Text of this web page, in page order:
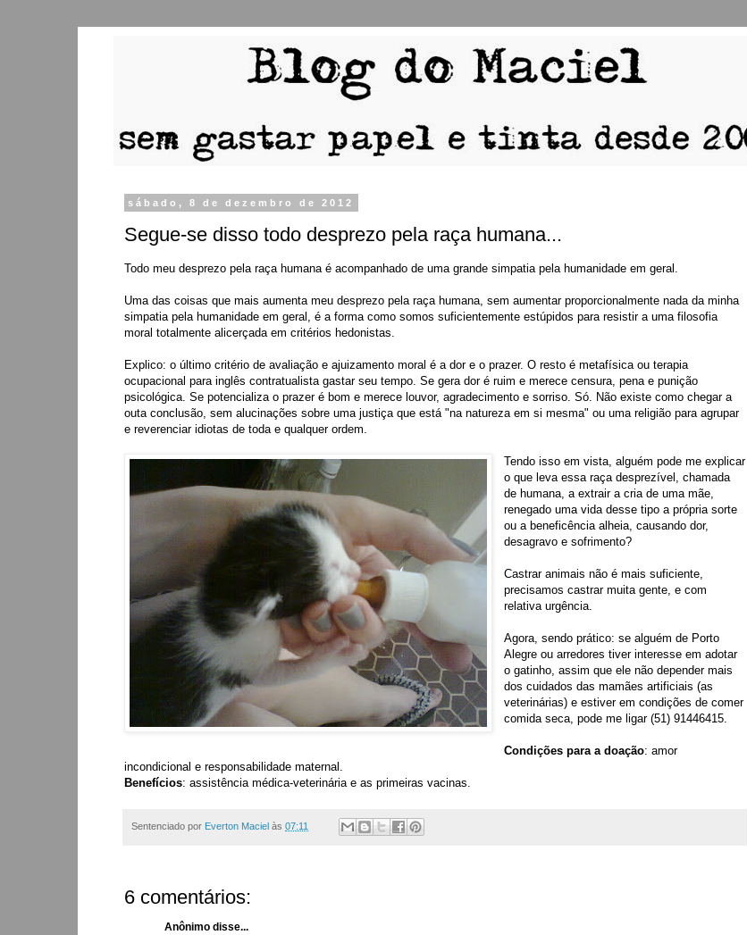
sábado, 8 de dezembro de 2012
Segue-se disso todo desprezo pela raça humana...
Todo meu desprezo pela raça humana é acompanhado de uma grande simpatia pela humanidade em geral.
Uma das coisas que mais aumenta meu desprezo pela raça humana, sem aumentar proporcionalmente nada da minha
simpatia pela humanidade em geral, é a forma como somos suficientemente estúpidos para resistir a uma filosofia
moral totalmente alicerçada em critérios hedonistas.
Explico: o último critério de avaliação e ajuizamento moral é a dor e o prazer. O resto é metafísica ou terapia
ocupacional para inglês contratualista gastar seu tempo. Se gera dor é ruim e merece censura, pena e punição
psicológica. Se potencializa o prazer é bom e merece louvor, agradecimento e sorriso. Só. Não existe como chegar a
outa conclusão, sem alucinações sobre uma justiça que está "na natureza em si mesma" ou uma religião para agrupar
e reverenciar idiotas de toda e qualquer ordem.
Tendo isso em vista, alguém pode me explicar
o que leva essa raça desprezível, chamada
de humana, a extrair a cria de uma mãe,
renegado uma vida desse tipo a própria sorte
ou a beneficência alheia, causando dor,
desagravo e sofrimento?
Castrar animais não é mais suficiente,
precisamos castrar muita gente, e com
relativa urgência.
Agora, sendo prático: se alguém de Porto
Alegre ou arredores tiver interesse em adotar
o gatinho, assim que ele não depender mais
dos cuidados das mamães artificiais (as
veterinárias) e estiver em condições de comer
comida seca, pode me ligar (51) 91446415.
Condições para a doação: amor
incondicional e responsabilidade maternal.
Benefícios: assistência médica-veterinária e as primeiras vacinas.
Sentenciado por Everton Maciel às 07:11
6 comentários:
Anônimo disse...